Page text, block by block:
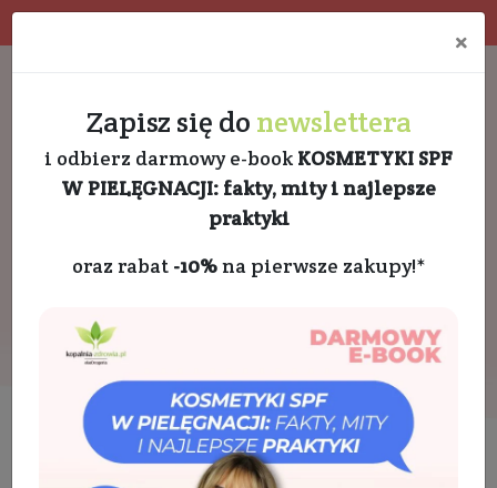
×
Zapisz się do newslettera
i odbierz darmowy e-book KOSMETYKI SPF
W PIELĘGNACJI: fakty, mity i najlepsze
praktyki
oraz rabat -10%na pierwsze zakupy!*